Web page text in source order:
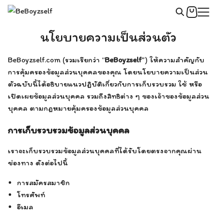
Skip
นโยบายความเป็นส่วนตัว
BeBoyzself.com (รวมเรียกว่า “BeBoyzself”) ให้ความสำคัญกับ
การคุ้มครองข้อมูลส่วนบุคคลของคุณ โดยนโยบายความเป็นส่วน
ตัวฉบับนี้ได้อธิบายแนวปฏิบัติเกี่ยวกับการเก็บรวบรวม ใช้ หรือ
เปิดเผยข้อมูลส่วนบุคคล รวมถึงสิทธิต่าง ๆ ของเจ้าของข้อมูลส่วน
บุคคล ตามกฎหมายคุ้มครองข้อมูลส่วนบุคคล
การเก็บรวบรวมข้อมูลส่วนบุคคล
เราจะเก็บรวบรวมข้อมูลส่วนบุคคลที่ได้รับโดยตรงจากคุณผ่าน
ช่องทาง ดังต่อไปนี้
การสมัครสมาชิก
โทรศัพท์
อีเมล